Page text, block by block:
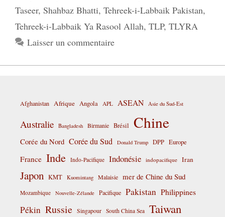
Taseer, Shahbaz Bhatti, Tehreek-i-Labbaik Pakistan,
Tehreek-i-Labbaik Ya Rasool Allah, TLP, TLYRA
Laisser un commentaire
Afghanistan Afrique Angola APL ASEAN Asie du Sud-Est
Australie Bangladesh Birmanie Brésil Chine
Corée du Nord Corée du Sud Donald Trump DPP Europe
France Inde Indo-Pacifique Indonésie indopacifique Iran
Japon KMT Kuomintang Malaisie mer de Chine du Sud
Mozambique Nouvelle-Zélande Pacifique Pakistan Philippines
Pékin Russie Singapour South China Sea Taiwan